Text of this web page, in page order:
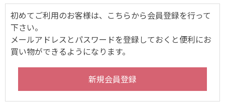
初めてご利用のお客様は、こちらから会員登録を行って
下さい。
メールアドレスとパスワードを登録しておくと便利にお
買い物ができるようになります。